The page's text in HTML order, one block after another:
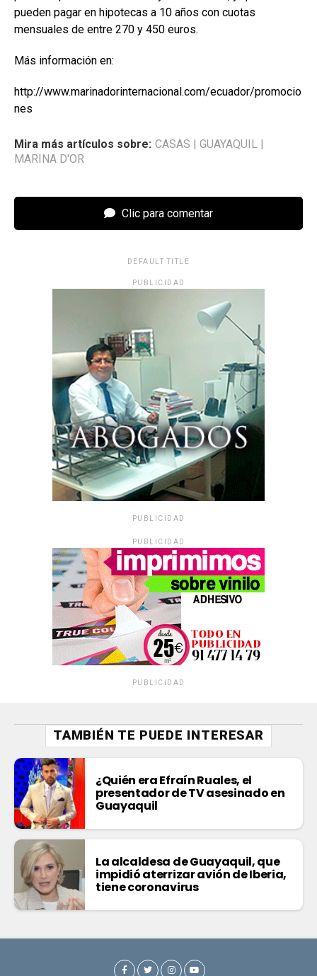
pueden pagar en hipotecas a 10 años con cuotas
mensuales de entre 270 y 450 euros.
Más información en:
http://www.marinadorinternacional.com/ecuador/promocio
nes
Mira más artículos sobre: CASAS GUAYAQUIL
MARINA D'OR
Clic para comentar
DEFAULT TITLE
PUBLICIDAD
PUBLICIDAD
PUBLICIDAD
PUBLICIDAD
TAMBIÉN TE PUEDE INTERESAR
¿Quién era Efraín Ruales, el
presentador de TV asesinado en
Guayaquil
La alcaldesa de Guayaquil, que
impidió aterrizar avión de Iberia,
tiene coronavirus